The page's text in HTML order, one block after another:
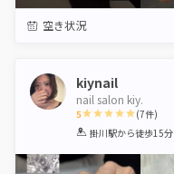
空き状況
kiynail
nail salon kiy.
5
1 2 3 4 5
(7件)
掛川駅から徒歩15分